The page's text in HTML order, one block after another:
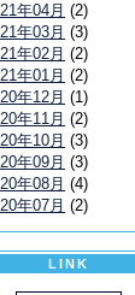
年04月 (2)
年03月 (3)
年02月 (2)
年01月 (2)
年12月 (1)
年11月 (2)
年10月 (3)
年09月 (3)
年08月 (4)
年07月 (2)
LINK